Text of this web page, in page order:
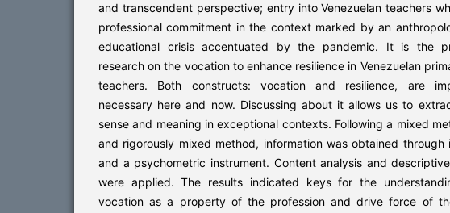
and transcendent perspective; entry into Venezuelan teachers
professional commitment in the context marked by an
educational crisis accentuated by the pandemic. It is the
research on the vocation to enhance resilience in Venezuelan
teachers. Both constructs: vocation and resilience, are
necessary here and now. Discussing about it allows us to
sense and meaning in exceptional contexts. Following a mixed
and rigorously mixed method, information was obtained through
and a psychometric instrument. Content analysis and
were applied. The results indicated keys for the
vocation as a property of the profession and drive force of